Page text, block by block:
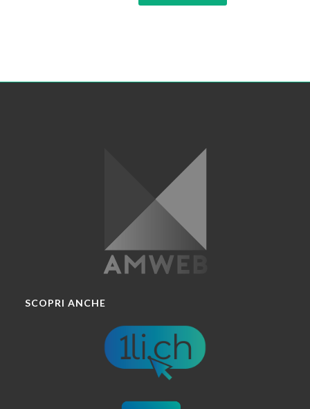
SCOPRI ANCHE